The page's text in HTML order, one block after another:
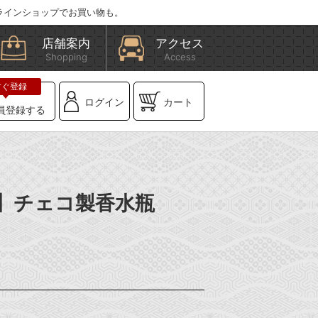
ンショップでお買い物も。
店舗案内
Shopping
アクセス
Access
登録する
ログイン カート
チェコ製香水瓶